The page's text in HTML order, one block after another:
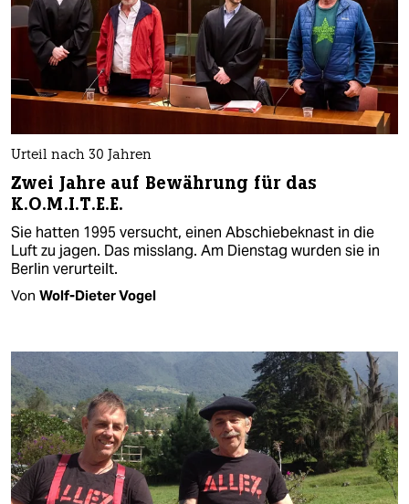
Urteil nach 30 Jahren
Zwei Jahre auf Bewährung für das
K.O.M.I.T.E.E.
Sie hatten 1995 versucht, einen Abschiebeknast in die
Luft zu jagen. Das misslang. Am Dienstag wurden sie in
Berlin verurteilt.
Von Wolf-Dieter Vogel